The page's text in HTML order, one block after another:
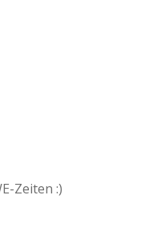
Zeiten :)